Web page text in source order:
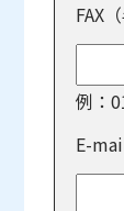
FAX
例：
E-